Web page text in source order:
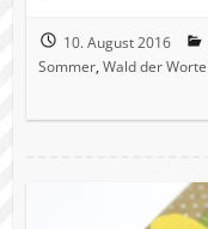
10. August 2016
Sommer, Wald der Worte